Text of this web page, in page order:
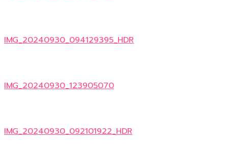
IMG_20240930_094129395_HDR
IMG_20240930_123905070
IMG_20240930_092101922_HDR